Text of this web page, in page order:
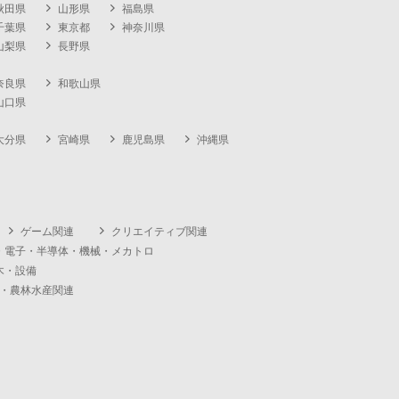
田県 山形県
福島県
葉県 東京都
神奈川県
梨県
長野県
良県
和歌山県
口県
分県 宮崎県 鹿児島県
沖縄県
ゲーム関連
クリエイティブ関連
電子・半導体・機械・メカトロ
・設備
農林水産関連